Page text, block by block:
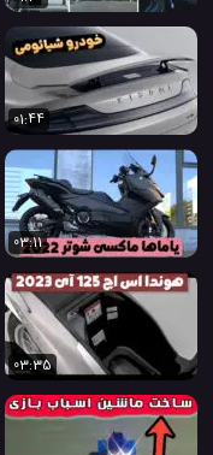
01:44
03:11
03:35